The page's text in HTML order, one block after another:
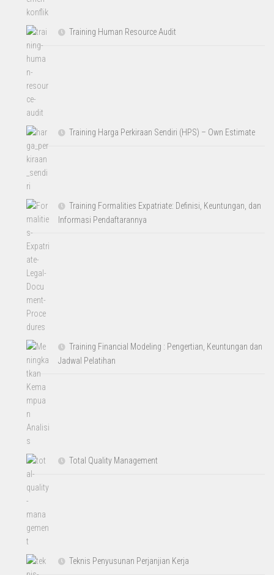
Training Human Resource Audit
Training Harga Perkiraan Sendiri (HPS) – Own Estimate
Training Formalities Expatriate: Definisi, Keuntungan, dan
Informasi Pendaftarannya
Training Financial Modeling : Pengertian, Keuntungan dan
Jadwal Pelatihan
Total Quality Management
Teknis Penyusunan Perjanjian Kerja